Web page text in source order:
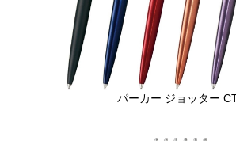
パーカー ジョッター